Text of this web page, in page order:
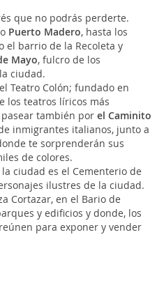
que no podrás perderte.
Puerto Madero, hasta los
el barrio de la Recoleta y
Mayo, fulcro de los
ciudad.
Teatro Colón; fundado en
los teatros líricos más
también por el Caminito
inmigrantes italianos, junto a
te sorprenderán sus
de colores.
ciudad es el Cementerio de
ilustres de la ciudad.
Cortazar, en el Bario de
y edificios y donde, los
para exponer y vender